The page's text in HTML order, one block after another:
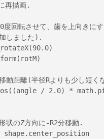
再描画.
度回転させて、歯を上向きにす
しました).
動距離(半径Rよりも少し短く
/ 2.0) *
状のZ方向に-R2分移動.
shape.center_position